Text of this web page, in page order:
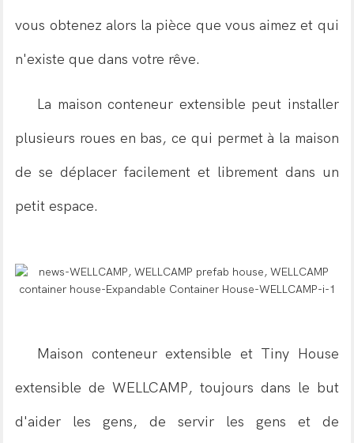
vous obtenez alors la pièce que vous aimez et qui
n'existe que dans votre rêve.
La maison conteneur extensible peut installer
plusieurs roues en bas, ce qui permet à la maison
de se déplacer facilement et librement dans un
petit espace.
Maison conteneur extensible et Tiny House
extensible de WELLCAMP, toujours dans le but
d'aider les gens, de servir les gens et de